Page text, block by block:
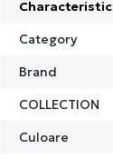
Characteristic
Category
Brand
COLLECTION
Culoare